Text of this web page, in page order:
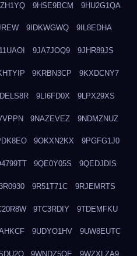
9HSE9BCM 9HU2G1QA
9IDKWGWQ 9IL8EDHA
9JA7JOQ9 9JHR89JS
9KRBN3CP 9KXDCNY7
9LI6FD0X 9LPX29XS
9NAZEVEZ 9NDMZNUZ
9OKXN2KX 9PGFG1J0
9QE0Y05S 9QEDJDIS
9R51T71C 9RJEMRTS
9TC3RDIY 9TDEMFKU
9UDYO1HV 9UW8EUTC
9WNDZ5OE 9WZXLZA9